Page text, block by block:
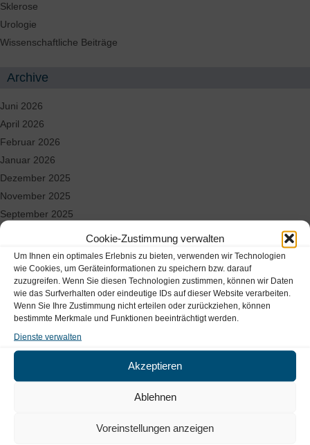
Cookie-Zustimmung verwalten
Um Ihnen ein optimales Erlebnis zu bieten, verwenden wir Technologien
wie Cookies, um Geräteinformationen zu speichern bzw. darauf
zuzugreifen. Wenn Sie diesen Technologien zustimmen, können wir Daten
wie das Surfverhalten oder eindeutige IDs auf dieser Website verarbeiten.
Wenn Sie Ihre Zustimmung nicht erteilen oder zurückziehen, können
bestimmte Merkmale und Funktionen beeinträchtigt werden.
Dienste verwalten
Akzeptieren
Ablehnen
Voreinstellungen anzeigen
Sklerose
Urologie
Wissenschaftliche Beiträge
Archive
Juni 2026
April 2026
Februar 2026
Januar 2026
Dezember 2025
November 2025
September 2025
Mai 2025
April 2025
März 2025
Unsere Standorte in Hamburg​
MEDIZINICUM